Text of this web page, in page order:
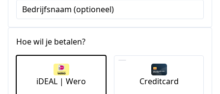
Bedrijfsnaam (optioneel)
Hoe wil je betalen?
iDEAL | Wero Creditcard